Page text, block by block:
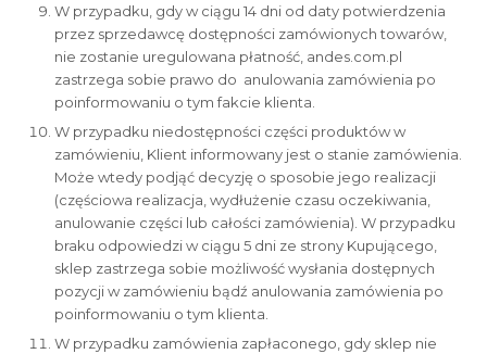
W przypadku, gdy w ciągu 14 dni od daty potwierdzenia
przez sprzedawcę dostępności zamówionych towarów,
nie zostanie uregulowana płatność, andes.com.pl
zastrzega sobie prawo do anulowania zamówienia po
poinformowaniu o tym fakcie klienta.
W przypadku niedostępności części produktów w
zamówieniu, Klient informowany jest o stanie zamówienia.
Może wtedy podjąć decyzję o sposobie jego realizacji
(częściowa realizacja, wydłużenie czasu oczekiwania,
anulowanie części lub całości zamówienia). W przypadku
braku odpowiedzi w ciągu 5 dni ze strony Kupującego,
sklep zastrzega sobie możliwość wysłania dostępnych
pozycji w zamówieniu bądź anulowania zamówienia po
poinformowaniu o tym klienta.
W przypadku zamówienia zapłaconego, gdy sklep nie